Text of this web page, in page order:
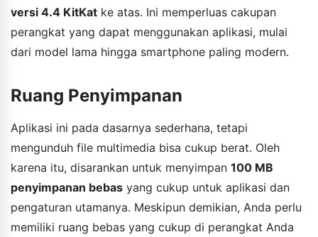
versi 4.4 KitKat ke atas. Ini memperluas cakupan
perangkat yang dapat menggunakan aplikasi, mulai
dari model lama hingga smartphone paling modern.
Ruang Penyimpanan
Aplikasi ini pada dasarnya sederhana, tetapi
mengunduh file multimedia bisa cukup berat. Oleh
karena itu, disarankan untuk menyimpan 100 MB
penyimpanan bebas yang cukup untuk aplikasi dan
pengaturan utamanya. Meskipun demikian, Anda perlu
memiliki ruang bebas yang cukup di perangkat Anda